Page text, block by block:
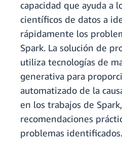
capacidad que ayuda a
científicos de datos a
rápidamente los
Spark. La solución de
utiliza tecnologías de
generativa para
automatizado de la
en los trabajos de
recomendaciones
problemas identificados.